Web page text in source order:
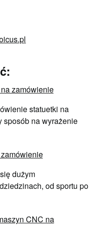
zamówienie
statuetki na
sposób na wyrażenie
dużym
od sportu po
CNC na